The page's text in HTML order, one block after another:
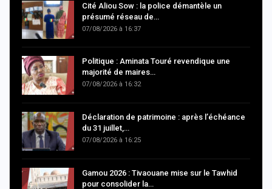
Cité Aliou Sow : la police démantèle un
présumé réseau de…
07/08/2026 à 16:37
Politique : Aminata Touré revendique une
majorité de maires…
07/08/2026 à 16:32
Déclaration de patrimoine : après l’échéance
du 31 juillet,…
07/08/2026 à 16:25
Gamou 2026 : Tivaouane mise sur le Tawhid
pour consolider la…